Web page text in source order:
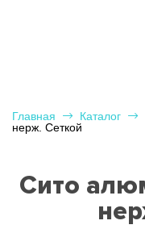
Главная Каталог
нерж. Сеткой
Сито